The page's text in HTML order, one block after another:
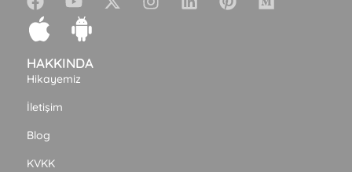
HAKKINDA
Hikayemiz
İletişim
Blog
KVKK